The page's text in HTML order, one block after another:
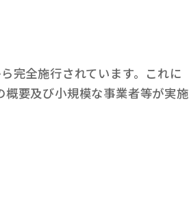
完全施行されています。これに
概要及び小規模な事業者等が実施